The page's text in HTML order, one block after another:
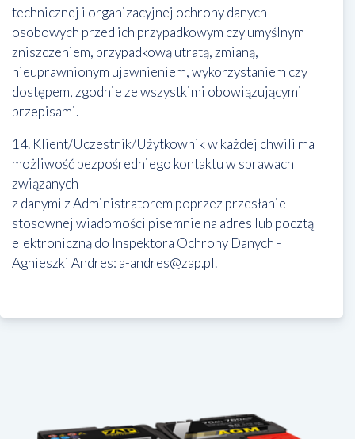
technicznej i organizacyjnej ochrony danych
osobowych przed ich przypadkowym czy umyślnym
zniszczeniem, przypadkową utratą, zmianą,
nieuprawnionym ujawnieniem, wykorzystaniem czy
dostępem, zgodnie ze wszystkimi obowiązującymi
przepisami.
14. Klient/Uczestnik/Użytkownik w każdej chwili ma
możliwość bezpośredniego kontaktu w sprawach
związanych
z danymi z Administratorem poprzez przesłanie
stosownej wiadomości pisemnie na adres lub pocztą
elektroniczną do Inspektora Ochrony Danych -
Agnieszki Andres: a-andres@zap.pl.